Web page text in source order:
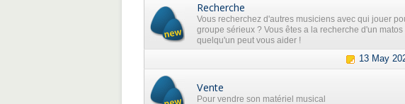
Recherche
Vous recherchez d'autres musiciens avec qui jouer
groupe sérieux ? Vous êtes a la recherche d'un
quelqu'un peut vous aider !
13 May
Vente
Pour vendre son matériel musical